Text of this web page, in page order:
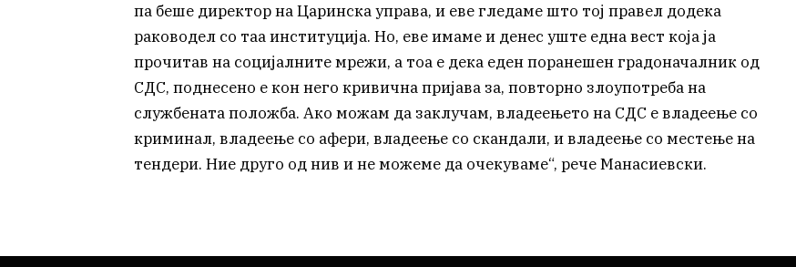
па беше директор на Царинска управа, и еве гледаме што тој правел додека
раководел со таа институција. Но, еве имаме и денес уште една вест која ја
прочитав на социјалните мрежи, а тоа е дека еден поранешен градоначалник од
СДС, поднесено е кон него кривична пријава за, повторно злоупотреба на
службената положба. Ако можам да заклучам, владеењето на СДС е владеење со
криминал, владеење со афери, владеење со скандали, и владеење со местење на
тендери. Ние друго од нив и не можеме да очекуваме“, рече Манасиевски.